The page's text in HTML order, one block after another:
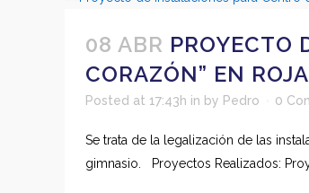
08 ABR PROYECTO
CORAZÓN” EN
Posted at 17:43h in by Pedro 0
Se trata de la legalización de las
gimnasio. Proyectos Realizados: